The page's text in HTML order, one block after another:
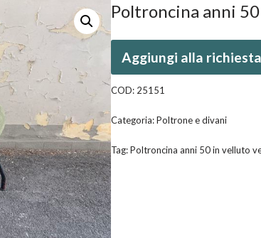
Poltroncina anni
Aggiungi alla
COD: 25151
Categoria:Poltrone e divani
Tag:Poltroncina anni 50 in velluto